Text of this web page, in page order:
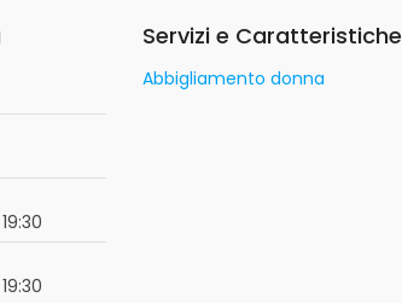
Servizi e Caratteristiche
Abbigliamento donna